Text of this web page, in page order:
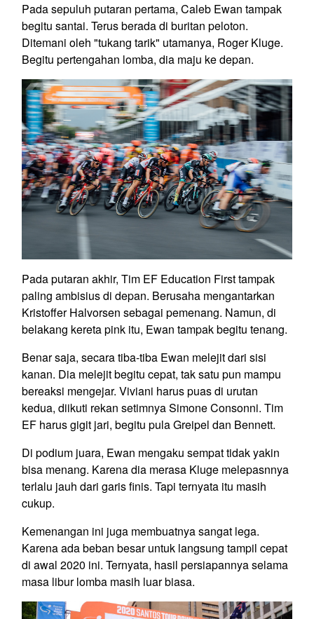
Pada sepuluh putaran pertama, Caleb Ewan tampak
begitu santai. Terus berada di buritan peloton.
Ditemani oleh "tukang tarik" utamanya, Roger Kluge.
Begitu pertengahan lomba, dia maju ke depan.
Pada putaran akhir, Tim EF Education First tampak
paling ambisius di depan. Berusaha mengantarkan
Kristoffer Halvorsen sebagai pemenang. Namun, di
belakang kereta pink itu, Ewan tampak begitu tenang.
Benar saja, secara tiba-tiba Ewan melejit dari sisi
kanan. Dia melejit begitu cepat, tak satu pun mampu
bereaksi mengejar. Viviani harus puas di urutan
kedua, diikuti rekan setimnya Simone Consonni. Tim
EF harus gigit jari, begitu pula Greipel dan Bennett.
Di podium juara, Ewan mengaku sempat tidak yakin
bisa menang. Karena dia merasa Kluge melepasnnya
terlalu jauh dari garis finis. Tapi ternyata itu masih
cukup.
Kemenangan ini juga membuatnya sangat lega.
Karena ada beban besar untuk langsung tampil cepat
di awal 2020 ini. Ternyata, hasil persiapannya selama
masa libur lomba masih luar biasa.